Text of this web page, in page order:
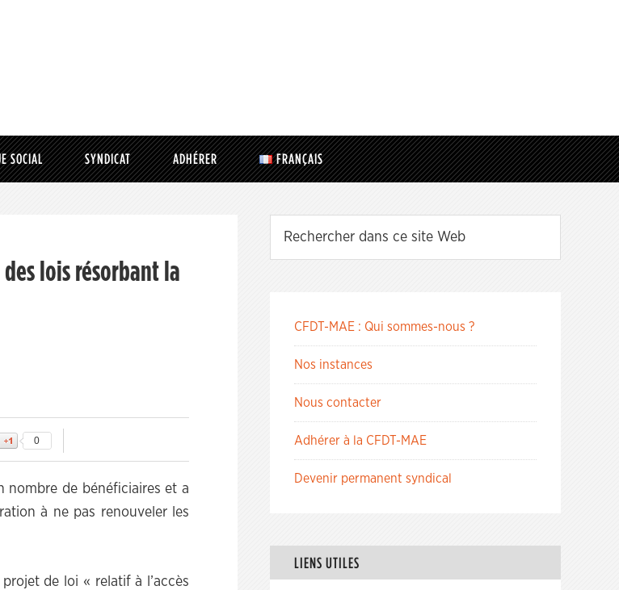
SOCIAL SYNDICAT ADHÉRER FRANÇAIS
des lois résorbant la
0
nombre de bénéficiaires et a
à ne pas renouveler les
de loi « relatif à l’accès
CFDT-MAE : Qui sommes-nous ?
Nos instances
Nous contacter
Adhérer à la CFDT-MAE
Devenir permanent syndical
LIENS UTILES